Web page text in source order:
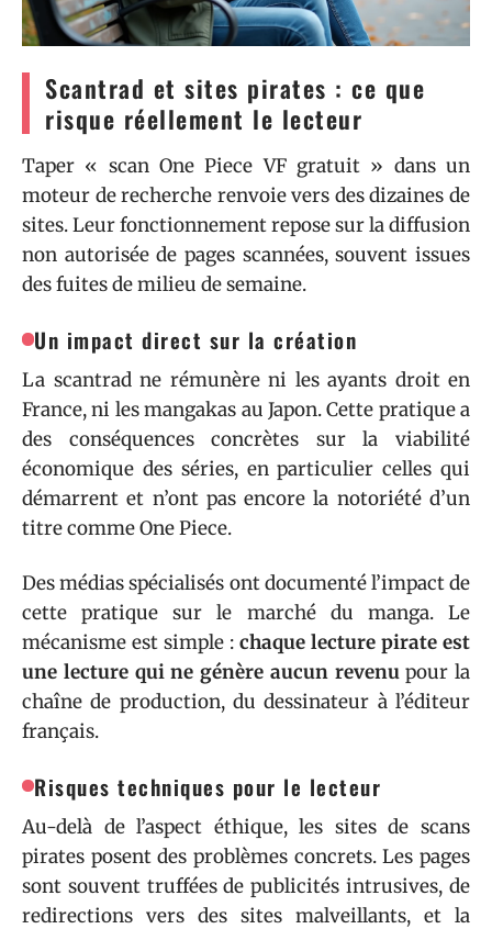
Scantrad et sites pirates : ce que
risque réellement le lecteur
Taper « scan One Piece VF gratuit » dans un
moteur de recherche renvoie vers des dizaines de
sites. Leur fonctionnement repose sur la diffusion
non autorisée de pages scannées, souvent issues
des fuites de milieu de semaine.
Un impact direct sur la création
La scantrad ne rémunère ni les ayants droit en
France, ni les mangakas au Japon. Cette pratique a
des conséquences concrètes sur la viabilité
économique des séries, en particulier celles qui
démarrent et n’ont pas encore la notoriété d’un
titre comme One Piece.
Des médias spécialisés ont documenté l’impact de
cette pratique sur le marché du manga. Le
mécanisme est simple : chaque lecture pirate est
une lecture qui ne génère aucun revenupour la
chaîne de production, du dessinateur à l’éditeur
français.
Risques techniques pour le lecteur
Au-delà de l’aspect éthique, les sites de scans
pirates posent des problèmes concrets. Les pages
sont souvent truffées de publicités intrusives, de
redirections vers des sites malveillants, et la